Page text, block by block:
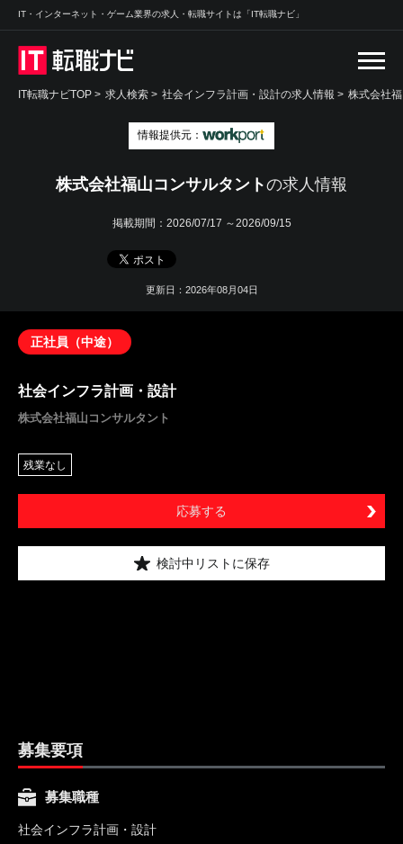
IT・インターネット・ゲーム業界の求人・転職サイトは「IT転職ナビ」
IT転職ナビTOP > 求人検索 > 社会インフラ計画・設計の求人情報 > 株式会社
情報提供元：
株式会社福山コンサルタントの求人情報
掲載期間： 2026/07/17 ～2026/09/15
更新日：2026年08月04日
正社員（中途）
社会インフラ計画・設計
株式会社福山コンサルタント
残業なし
応募する
検討中リストに保存
募集要項
募集職種
社会インフラ計画・設計